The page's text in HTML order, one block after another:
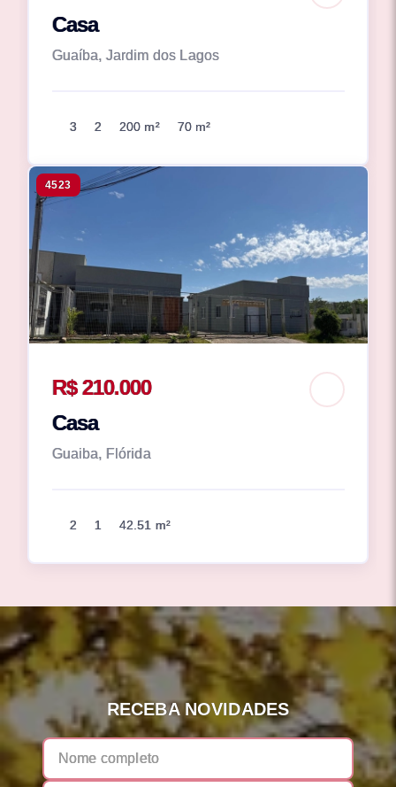
Casa
Guaíba, Jardim dos Lagos
3 2 200 m² 70 m²
4523
R$ 210.000
Casa
Guaiba, Flórida
2 1 42.51 m²
RECEBA NOVIDADES